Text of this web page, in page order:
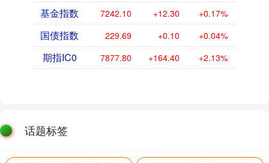
基金指数 7242.10 +12.30 +0.17%
国债指数 229.69 +0.10 +0.04%
期指IC0 7877.80 +164.40 +2.13%
话题标签